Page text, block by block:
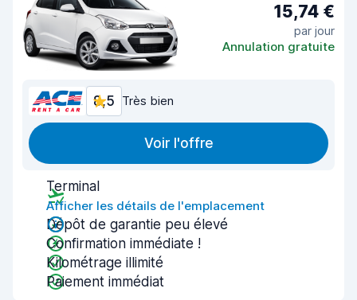
15,74 €
par jour
Annulation gratuite
8,5 Très bien
Voir l'offre
Terminal
Afficher les détails de l'emplacement
Dépôt de garantie peu élevé
Confirmation immédiate !
Kilométrage illimité
Paiement immédiat